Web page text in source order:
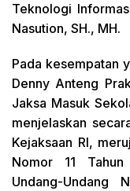
Teknologi
Nasution, SH., MH.
Pada kesempatan
Denny Anteng
Jaksa Masuk
menjelaskan
Kejaksaan RI,
Nomor 11
Undang-Undang